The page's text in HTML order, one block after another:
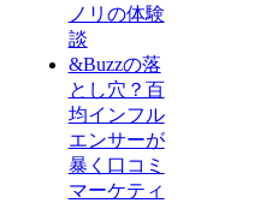
ノリの体験
談
&Buzzの落
とし穴？百
均インフル
エンサーが
暴く口コミ
マーケティ